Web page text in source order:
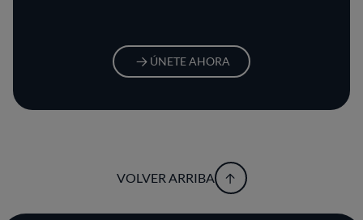
ÚNETE AHORA
VOLVER ARRIBA